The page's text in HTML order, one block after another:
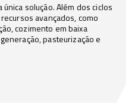
solução. Além dos ciclos
avançados, como
cozimento em baixa
pasteurização e